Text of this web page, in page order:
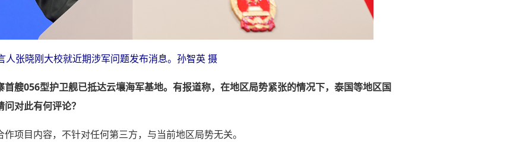
人张晓刚大校就近期涉军问题发布消息。孙智英 摄
艘056型护卫舰已抵达云壤海军基地。有报道称，在地区局势紧张的情况下，泰国等地区国
对此有何评论？
项目内容，不针对任何第三方，与当前地区局势无关。